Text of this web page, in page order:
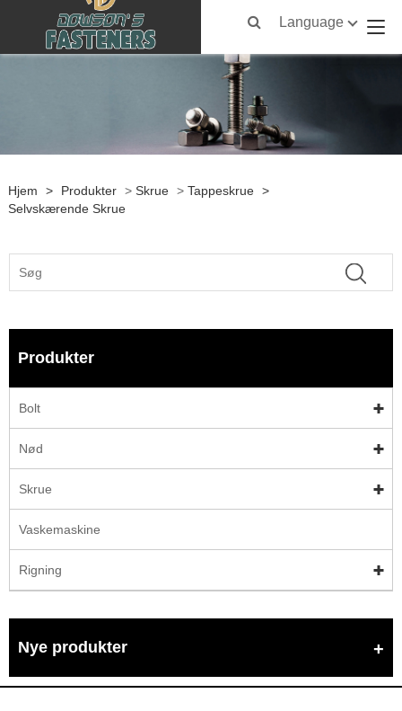
Language
Hjem > Produkter > Skrue > Tappeskrue >
Selvskærende Skrue
Produkter
Bolt
Nød
Skrue
Vaskemaskine
Rigning
Nye produkter